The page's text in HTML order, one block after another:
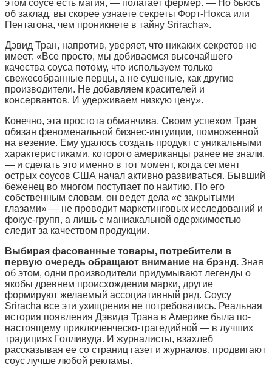
этом соусе есть магия, — полагает фермер. — Но бьюсь
об заклад, вы скорее узнаете секреты Форт-Нокса или
Пентагона, чем проникнете в тайну Sriracha».
Дэвид Тран, напротив, уверяет, что никаких секретов не
имеет: «Все просто, мы добиваемся высочайшего
качества соуса потому, что используем только
свежесобранные перцы, а не сушеные, как другие
производители. Не добавляем красителей и
консервантов. И удерживаем низкую цену».
Конечно, эта простота обманчива. Своим успехом Тран
обязан феноменальной бизнес-интуиции, помноженной
на везение. Ему удалось создать продукт с уникальными
характеристиками, которого американцы ранее не знали,
— и сделать это именно в тот момент, когда сегмент
острых соусов США начал активно развиваться. Бывший
беженец во многом поступает по наитию. По его
собственным словам, он ведет дела «с закрытыми
глазами» — не проводит маркетинговых исследований и
фокус-групп, а лишь с маниакальной одержимостью
следит за качеством продукции.
Выбирая фасованные товары, потребители в
первую очередь обращают внимание на брэнд. Зная
об этом, одни производители придумывают легенды о
якобы древнем происхождении марки, другие
формируют желаемый ассоциативный ряд. Соусу
Sriracha все эти ухищрения не потребовались. Реальная
история появления Дэвида Трана в Америке была по-
настоящему приключенческо-трагедийной — в лучших
традициях Голливуда. И журналисты, взахлеб
рассказывая ее со страниц газет и журналов, продвигают
соус лучше любой рекламы.